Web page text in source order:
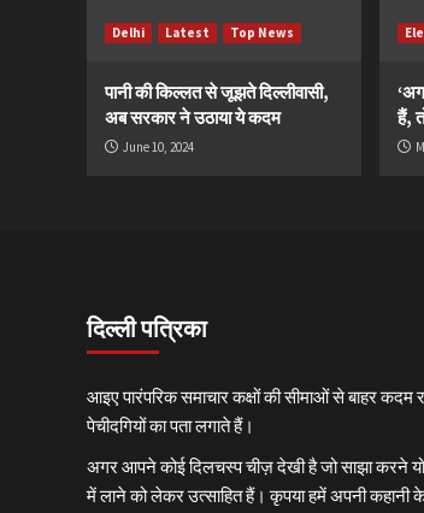
Delhi Latest Top News
पानी की किल्लत से जूझते दिल्लीवासी,
अब सरकार ने उठाया ये कदम
June 10, 2024
हैं,
दिल्ली पत्रिका
आइए पारंपरिक समाचार कक्षों की सीमाओं से बाहर
पेचीदगियों का पता लगाते हैं।
अगर आपने कोई दिलचस्प चीज़ देखी है जो साझा करने
में लाने को लेकर उत्साहित हैं। कृपया हमें अपनी कहानी